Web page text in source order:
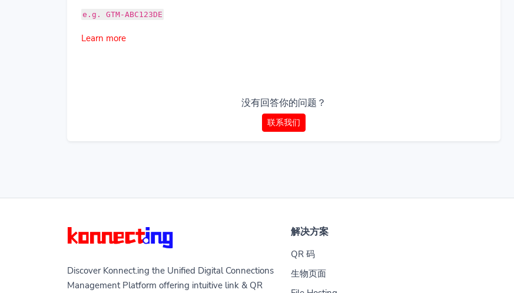
e.g. GTM-ABC123DE
Learn more
没有回答你的问题？
联系我们
Discover Konnect.ing the Unified Digital Connections
Management Platform offering intuitive link & QR
解决方案
QR 码
生物页面